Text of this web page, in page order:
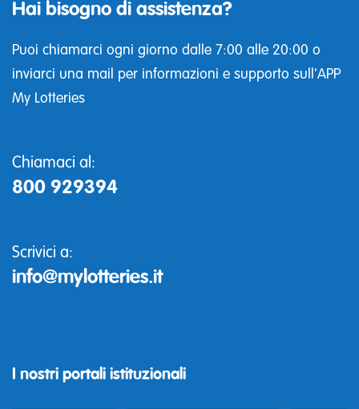
Hai bisogno di assistenza?
Puoi chiamarci ogni giorno dalle 7:00 alle 20:00 o
inviarci una mail per informazioni e supporto sull'APP
My Lotteries
Chiamaci al:
800 929394
Scrivici a:
info@mylotteries.it
I nostri portali istituzionali